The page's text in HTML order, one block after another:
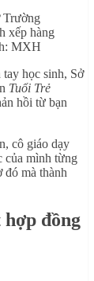
Trường
xếp hàng
MXH
học sinh, Sở
Tuổi Trẻ
hồi từ bạn
cô giáo dạy
của mình từng
đó mà thành
hợp đồng